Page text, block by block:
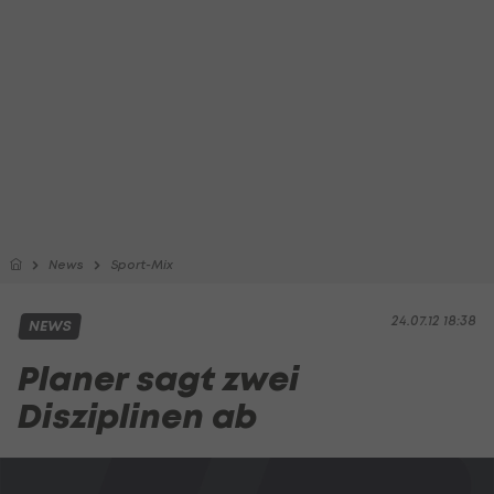
News Sport-Mix
24.07.12 18:38
NEWS
Planer sagt zwei
Disziplinen ab